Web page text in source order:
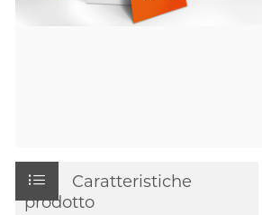
Caratteristiche
prodotto